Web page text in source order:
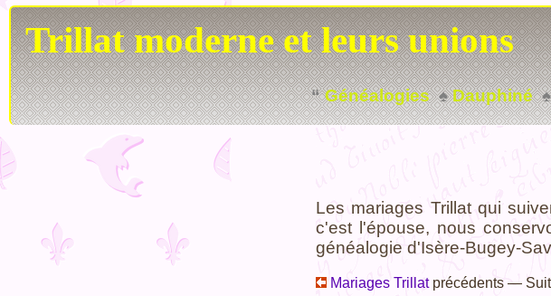
Trillat moderne et leurs unions
“Généalogies♠Dauphiné
Les mariages Trillat qui
c'est l'épouse, nous
généalogie d'Isère-Bugey-
Mariages Trillatprécédents —